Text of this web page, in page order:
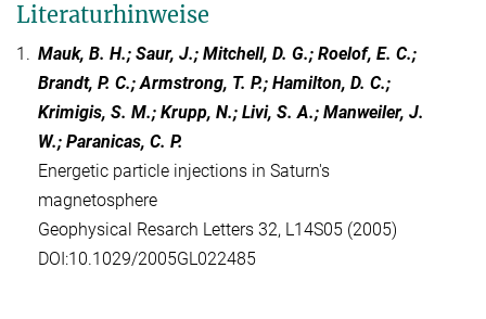
Literaturhinweise
1. Mauk, B. H.; Saur, J.; Mitchell, D. G.; Roelof, E. C.;
Brandt, P. C.; Armstrong, T. P.; Hamilton, D. C.;
Krimigis, S. M.; Krupp, N.; Livi, S. A.; Manweiler, J.
W.; Paranicas, C. P.
Energetic particle injections in Saturn's
magnetosphere
Geophysical Resarch Letters 32, L14S05 (2005)
DOI:10.1029/2005GL022485